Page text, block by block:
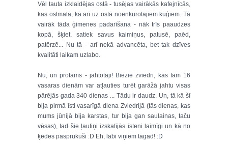
Vēl tauta izklaidējas ostā - tusējas vairākās kafejnīcās,
kas ostmalā, kā arī uz ostā noenkurotajiem kuģiem. Tā
vairāk tāda ģimenes padarīšana - nāk trīs paaudzes
kopā, šķiet, satiek savus kaimiņus, patusē, paēd,
patērzē... Nu tā - arī nekā advancēta, bet tak dzīves
kvalitāti laikam uzlabo.
Nu, un protams - jahtotāji! Biezie zviedri, kas tām 16
vasaras dienām var atļauties turēt garāžā jahtu visas
pārējās gada 340 dienas ... Tādu ir daudz. Un, tā kā šī
bija pirmā īsti vasarīgā diena Zviedrijā (tās dienas, kas
mums jūnijā bija karstas, tur bija gan saulainas, taču
vēsas), tad šie ļautiņi izskatījās īsteni laimīgi un kā no
ķēdes pasprukuši :D Eh, labi viņiem tagad! :D